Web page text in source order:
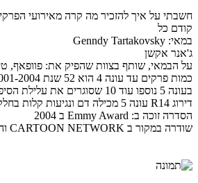
חשבתי על איך להזכיר מה קרה מאירועי
קודם כל
במאי: Genndy Tartakovsky
ג'אנר אקשן
על הבמאי, שותף בצוות שהפיק את: פוופאף, טייני טונס, באטמן 1995, הוטל
כמות פרקים עד עונה 4 הוא 52 שנת 2001-2004
בעונה 5 נוספו עוד 10 שסוגרים את עלילת הסיפור, שנת 2017
דירוג R14 עונה 5 מכילה דם ונגיעות קלות בחלק הבוגר
הסדרה זוכה ב: Emmy Award ב 2004
שודרה במקור ב CARTOON NETWORK והאחרונה ב Adult Swim